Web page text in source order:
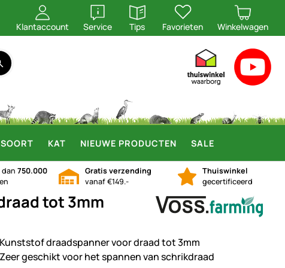
Klantaccount Service
openen
Tips
openen
Favorieten Winkelwagen
KAT NIEUWE PRODUCTEN SALE
dan750.000
Gratis verzending
vanaf €149.-
Thuiswinkel
gecertificeerd
tot 3mm
Kunststof draadspanner voor draad tot 3mm
Zeer geschikt voor het spannen van schrikdraad